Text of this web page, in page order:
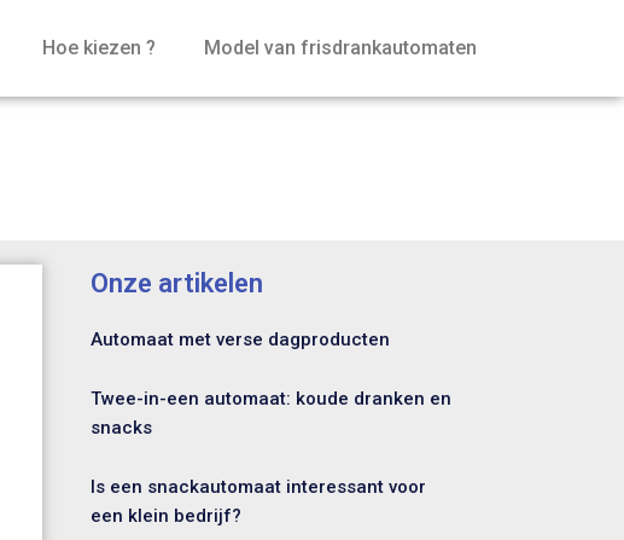
Hoe kiezen ? Model van frisdrankautomaten
Onze artikelen
Automaat met verse dagproducten
Twee-in-een automaat: koude dranken en
snacks
Is een snackautomaat interessant voor
een klein bedrijf?